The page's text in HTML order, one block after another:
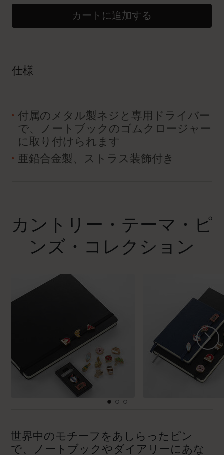
カートに追加する
仕様
付属のメタル製ネジと専用ドライバー
で、ノートブックのゴムクロージャー
に取り付けられます
亜鉛合金製、ストラス装飾付き
カントリー・テーマ・ピ
ンズ・コレクション
世界中のモチーフをあしらったピン
で、ノートブックやダイアリーにあな